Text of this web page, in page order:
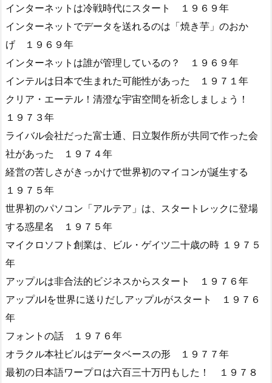
インターネットは冷戦時代にスタート １９６９年
インターネットでデータを送れるのは「焼き芋」のおか
げ １９６９年
インターネットは誰が管理しているの？ １９６９年
インテルは日本で生まれた可能性があった １９７１年
クリア・エーテル！清澄な宇宙空間を祈念しましょう！
１９７３年
ライバル会社だった富士通、日立製作所が共同で作った会
社があった １９７４年
経営の苦しさがきっかけで世界初のマイコンが誕生する
１９７５年
世界初のパソコン「アルテア」は、スタートレックに登場
する惑星名 １９７５年
マイクロソフト創業は、ビル・ゲイツ二十歳の時 １９７５
年
アップルは非合法的ビジネスからスタート １９７６年
アップルIを世界に送りだしアップルがスタート １９７６
年
フォントの話 １９７６年
オラクル本社ビルはデータベースの形 １９７７年
最初の日本語ワープロは六百三十万円もした！ １９７８